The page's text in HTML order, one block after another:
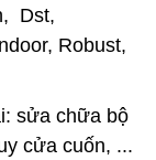
Dst,
Robust,
sửa chữa bộ
cửa cuốn, ...